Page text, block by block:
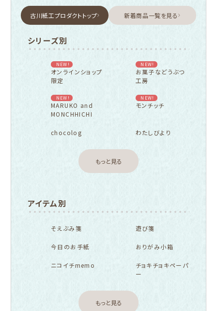
古川紙工プロダクトトップ 新着商品一覧を見る
シリーズ別
NEW!
オンラインショップ
限定
NEW!
お菓子などうぶつ
工房
NEW!
MARUKO and
MONCHHICHI
NEW!
モンチッチ
chocolog わたしびより
もっと見る
アイテム別
そえぶみ箋 遊び箋
今日のお手紙 おりがみ小箱
ニコイチmemo
チョキチョキペーパ
ー
もっと見る